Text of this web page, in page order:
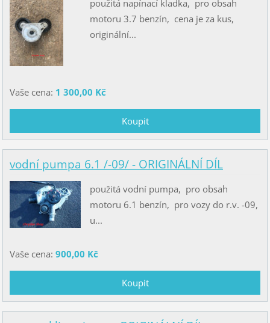
použitá napínací kladka, pro obsah
motoru 3.7 benzín, cena je za kus,
originální...
Vaše cena: 1 300,00 Kč
vodní pumpa 6.1 /-09/ - ORIGINÁLNÍ DÍL
použitá vodní pumpa, pro obsah
motoru 6.1 benzín, pro vozy do r.v. -09,
u...
Vaše cena: 900,00 Kč